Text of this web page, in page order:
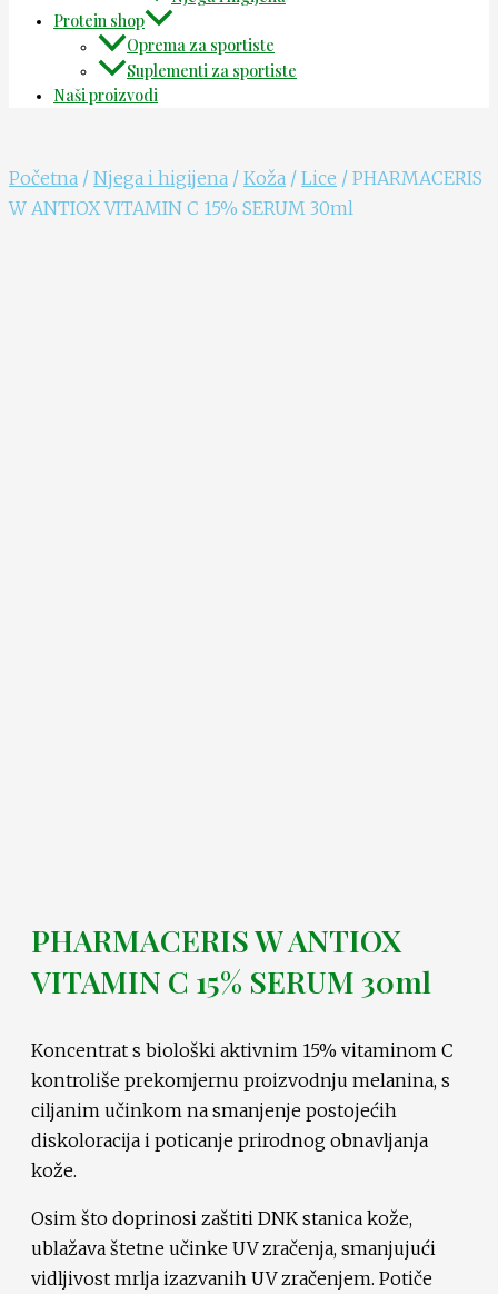
Protein shop
Oprema za sportiste
Suplementi za sportiste
Naši proizvodi
Početna / Njega i higijena / Koža / Lice / PHARMACERIS
W ANTIOX VITAMIN C 15% SERUM 30ml
PHARMACERIS W ANTIOX
VITAMIN C 15% SERUM 30ml
Koncentrat s biološki aktivnim 15% vitaminom C
kontroliše prekomjernu proizvodnju melanina, s
ciljanim učinkom na smanjenje postojećih
diskoloracija i poticanje prirodnog obnavljanja
kože.
Osim što doprinosi zaštiti DNK stanica kože,
ublažava štetne učinke UV zračenja, smanjujući
vidljivost mrlja izazvanih UV zračenjem. Potiče